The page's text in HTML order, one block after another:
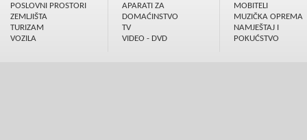
POSLOVNI PROSTORI
ZEMLJIŠTA
TURIZAM
VOZILA
APARATI ZA
DOMAĆINSTVO
TV
VIDEO - DVD
MOBITELI
MUZIČKA OPREMA
NAMJEŠTAJ I
POKUĆSTVO